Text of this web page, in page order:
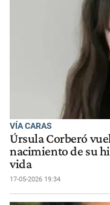
VÍA CARAS
Úrsula Corberó
nacimiento de su
vida
17-05-2026 19:34